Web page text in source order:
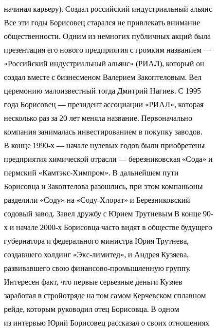
начинал карьеру). Создал российский индустриальный альянс
Все эти годы Борисовец старался не привлекать внимание
общественности. Одним из немногих публичных акций была
презентация его нового предприятия с громким названием —
«Российский индустриальный альянс» (РИАЛ), который он
создал вместе с бизнесменом Валерием Закоптеловым. Вел
церемонию малоизвестный тогда Дмитрий Нагиев. С 1995
года Борисовец — президент ассоциации «РИАЛ», которая
несколько раз за 20 лет меняла название. Первоначально
компания занималась инвестированием в покупку заводов.
В конце 1990-х — начале нулевых годов были приобретены
предприятия химической отрасли — березниковская «Сода» и
пермский «Камтэкс-Химпром». В дальнейшем пути
Борисовца и Закоптелова разошлись, при этом компаньоны
разделили «Соду» на «Соду-Хлорат» и Березниковский
содовый завод. Завел дружбу с Юрием Трутневым В конце 90-
х и начале 2000-х Борисовца часто видят в обществе будущего
губернатора и федерального министра Юрия Трутнева,
создавшего холдинг «Экс-лимитед», и Андрея Кузяева,
развивавшего свою финансово-промышленную группу.
Интересен факт, что первые серьезные деньги Кузяев
заработал в стройотряде на том самом Керчевском сплавном
рейде, которым руководил отец Борисовца. В одном
из интервью Юрий Борисовец рассказал о своих отношениях